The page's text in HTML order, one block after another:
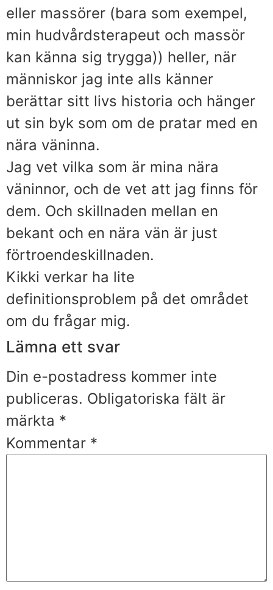
eller massörer (bara som exempel,
min hudvårdsterapeut och massör
kan känna sig trygga)) heller, när
människor jag inte alls känner
berättar sitt livs historia och hänger
ut sin byk som om de pratar med en
nära väninna.
Jag vet vilka som är mina nära
väninnor, och de vet att jag finns för
dem. Och skillnaden mellan en
bekant och en nära vän är just
förtroendeskillnaden.
Kikki verkar ha lite
definitionsproblem på det området
om du frågar mig.
Lämna ett svar
Din e-postadress kommer inte
publiceras. Obligatoriska fält är
märkta *
Kommentar *